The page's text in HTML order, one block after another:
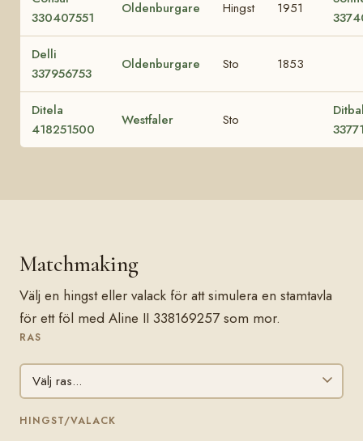
330407551
Oldenburgare Hingst 1951
Delli
337956753
Oldenburgare Sto 1853
Ditela
418251500
Westfaler Sto
Matchmaking
Välj en hingst eller valack för att simulera en stamtavla
för ett föl med Aline II 338169257 som mor.
RAS
HINGST/VALACK